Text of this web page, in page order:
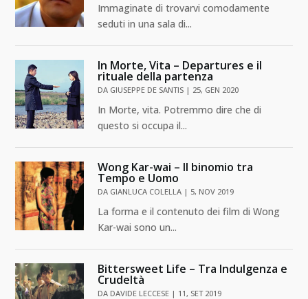
Immaginate di trovarvi comodamente
seduti in una sala di...
In Morte, Vita – Departures e il
rituale della partenza
DA GIUSEPPE DE SANTIS | 25, GEN 2020
In Morte, vita. Potremmo dire che di
questo si occupa il...
Wong Kar-wai – Il binomio tra
Tempo e Uomo
DA GIANLUCA COLELLA | 5, NOV 2019
La forma e il contenuto dei film di Wong
Kar-wai sono un...
Bittersweet Life – Tra Indulgenza e
Crudeltà
DA DAVIDE LECCESE | 11, SET 2019